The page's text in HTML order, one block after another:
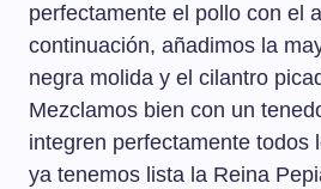
perfectamente el pollo con el
continuación, añadimos la
negra molida y el cilantro
Mezclamos bien con un
integren perfectamente todos
ya tenemos lista la Reina